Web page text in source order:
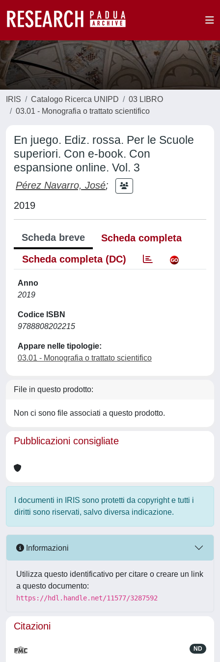
IRIS Catalogo Ricerca UNIPD
03 LIBRO
03.01 - Monografia o trattato scientifico
En juego. Ediz. rossa. Per le Scuole
superiori. Con e-book. Con
espansione online. Vol. 3
Pérez Navarro, José;
2019
Scheda breve
Scheda completa
Scheda completa (DC)
Anno
2019
Codice ISBN
9788808202215
Appare nelle tipologie:
03.01 - Monografia o trattato scientifico
File in questo prodotto:
Non ci sono file associati a questo prodotto.
Pubblicazioni consigliate
I documenti in IRIS sono protetti da copyright e tutti i
diritti sono riservati, salvo diversa indicazione.
Informazioni
Utilizza questo identificativo per citare o creare un link
a questo documento:
https://hdl.handle.net/11577/3287592
Citazioni
ND